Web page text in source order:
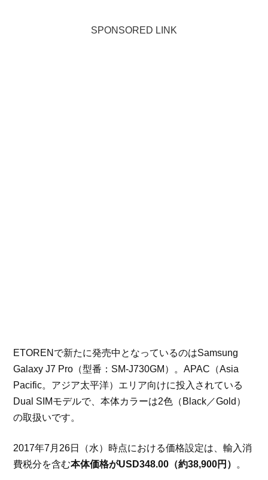
SPONSORED LINK
ETORENで新たに発売中となっているのはSamsung
Galaxy J7 Pro（型番：SM-J730GM）。APAC（Asia
Pacific。アジア太平洋）エリア向けに投入されている
Dual SIMモデルで、本体カラーは2色（Black／Gold）
の取扱いです。
2017年7月26日（水）時点における価格設定は、輸入消
費税分を含む本体価格がUSD348.00（約38,900円） 。